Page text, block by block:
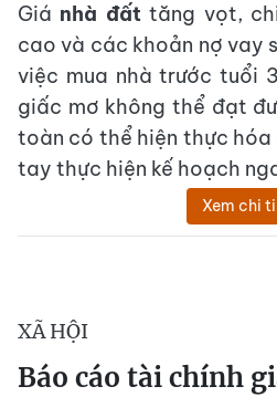
Giá nhà đất tăng vọt,
cao và các khoản nợ vay
việc mua nhà trước tuổi
giấc mơ không thể đạt
toàn có thể hiện thực
tay thực hiện kế hoạch
Xem chi
XÃ HỘI
Báo cáo tài chính